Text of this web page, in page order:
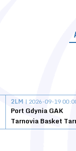
2LM | 2026-09-19
Port Gdynia GAK